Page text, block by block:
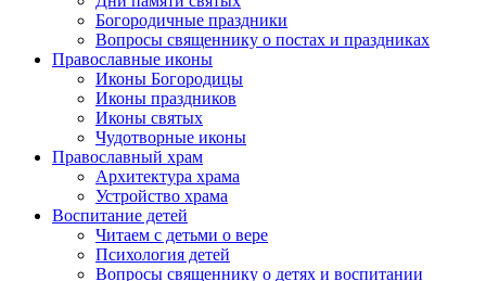
Богородичные праздники
Вопросы священнику о постах и праздниках
Православные иконы
Иконы Богородицы
Иконы праздников
Иконы святых
Чудотворные иконы
Православный храм
Архитектура храма
Устройство храма
Воспитание детей
Читаем с детьми о вере
Психология детей
Вопросы священнику о детях и воспитании